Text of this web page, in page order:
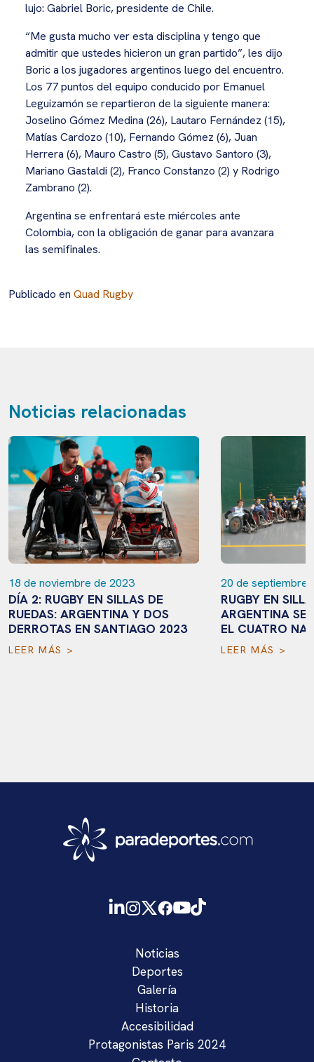
lujo: Gabriel Boric, presidente de Chile.
“Me gusta mucho ver esta disciplina y tengo que
admitir que ustedes hicieron un gran partido”, les dijo
Boric a los jugadores argentinos luego del encuentro.
Los 77 puntos del equipo conducido por Emanuel
Leguizamón se repartieron de la siguiente manera:
Joselino Gómez Medina (26), Lautaro Fernández (15),
Matías Cardozo (10), Fernando Gómez (6), Juan
Herrera (6), Mauro Castro (5), Gustavo Santoro (3),
Mariano Gastaldi (2), Franco Constanzo (2) y Rodrigo
Zambrano (2).
Argentina se enfrentará este miércoles ante
Colombia, con la obligación de ganar para avanzara
las semifinales.
Publicado en Quad Rugby
Noticias relacionadas
18 de noviembre de 2023
DÍA 2: RUGBY EN SILLAS DE
RUEDAS: ARGENTINA Y DOS
DERROTAS EN SANTIAGO 2023
LEER MÁS >
20 de septiembre
RUGBY EN
ARGENTINA SE
EL CUATRO
LEER MÁS >
Noticias
Deportes
Galería
Historia
Accesibilidad
Protagonistas Paris 2024